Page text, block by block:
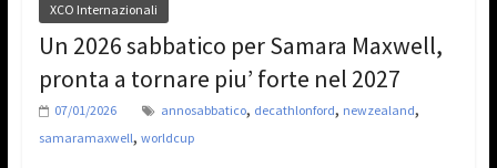
XCO Internazionali
Un 2026 sabbatico per Samara Maxwell,
pronta a tornare piu’ forte nel 2027
07/01/2026 annosabbatico, decathlonford, newzealand,
samaramaxwell, worldcup